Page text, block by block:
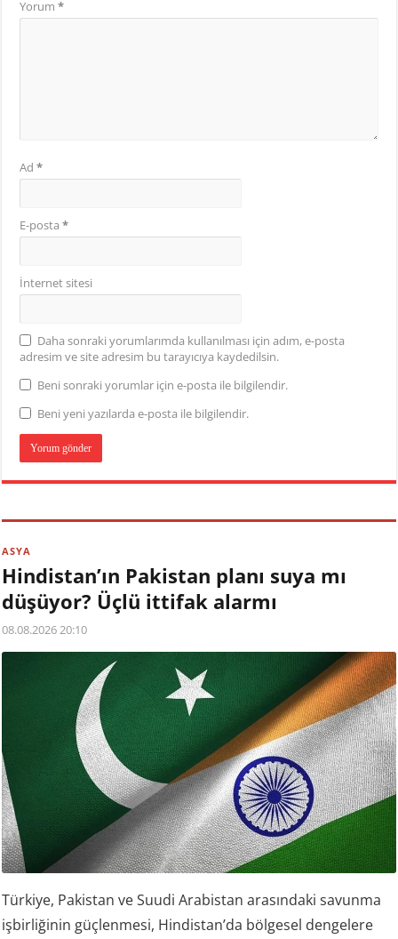
Yorum*
Ad*
E-posta*
İnternet sitesi
Daha sonraki yorumlarımda kullanılması için adım, e-posta
adresim ve site adresim bu tarayıcıya kaydedilsin.
Beni sonraki yorumlar için e-posta ile bilgilendir.
Beni yeni yazılarda e-posta ile bilgilendir.
ASYA
Hindistan’ın Pakistan planı suya mı
düşüyor? Üçlü ittifak alarmı
08.08.2026 20:10
Türkiye, Pakistan ve Suudi Arabistan arasındaki savunma
işbirliğinin güçlenmesi, Hindistan’da bölgesel dengelere